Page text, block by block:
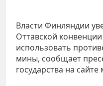
Власти Финляндии
Оттавской
использовать
мины, сообщает
государства на